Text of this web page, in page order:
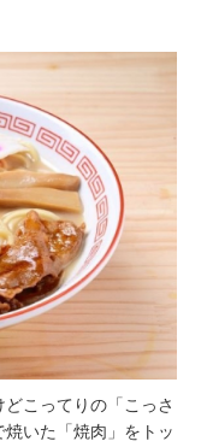
こってりの「こっさ
いた「焼⾁」をトッ